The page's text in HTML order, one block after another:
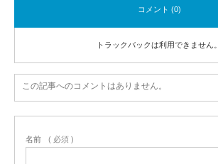
コメント (0)
トラックバックは利用できません。
この記事へのコメントはありません。
名前 ( 必須 )